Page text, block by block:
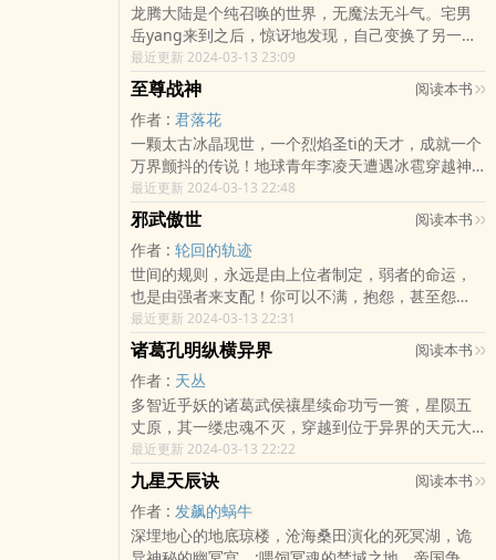
龙腾大陆是个纯召唤的世界，无魔法无斗气。宅男
岳yang来到之后，惊讶地发现，自己变换了另一个
shen份，岳家三少爷，一个被美人退婚后投河自杀
的淹死鬼。原来的岳家三少爷是个杯ju男，是四大
家族中公认最废柴的废物，用了十五年时间还无法
契约召唤宝典，穿越男岳yang则不，他只需要一天
最近更新 2024-03-13 23:09
至尊战神 阅读本书
作者 : 君落花
一颗太古冰晶现世，一个烈焰圣ti的天才，成就一个
万界颤抖的传说！地球青年李凌天遭遇冰雹穿越神
武大陆，附ti天才少年，天才变废物，从此落mao凤
凰不如ji，因祸得福，一篇天地lun回诀让他强势崛
起，携风云之势高歌猛jin，成就至尊战神！武dao
九重镜，神dao五重天，天dao永恒！这一切从神武
大陆开启逆天之旅，神武大陆，天界，神界，虚空
之路，虚无圣域！…
最近更新 2024-03-13 22:48
邪武傲世 阅读本书
作者 : 轮回的轨迹
世间的规则，永远是由上位者制定，弱者的命运，
也是由强者来支配！你可以不满，抱怨，甚至怨
恨，但如果没有能力打破并从新制定规则的能力，
便只能遵守！不要抱怨世态不公，因为世上从来就
没有过公平
最近更新 2024-03-13 22:31
诸葛孔明纵横异界 阅读本书
作者 : 天丛
多智近乎妖的诸葛武侯禳星续命功亏一篑，星陨五
丈原，其一缕忠魂不灭，穿越到位于异界的天元大
陆，附shen到一个有些天然呆的小孩shen上
最近更新 2024-03-13 22:22
九星天辰诀 阅读本书
作者 : 发飙的蜗牛
深埋地心的地底琼楼，沧海桑田演化的死冥湖，诡